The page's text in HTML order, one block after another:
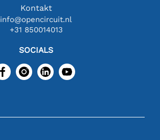
Kontakt
info@opencircuit.nl
+31 850014013
SOCIALS